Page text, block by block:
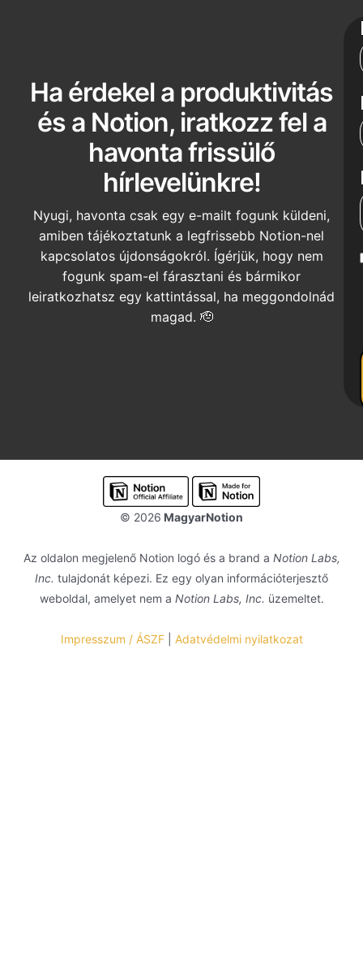
Ha érdekel a produktivitás
és a Notion, iratkozz fel a
havonta frissülő
hírlevelünkre!
Nyugi, havonta csak egy e-mailt fogunk küldeni,
amiben tájékoztatunk a legfrissebb Notion-nel
kapcsolatos újdonságokról. Ígérjük, hogy nem
fogunk spam-el fárasztani és bármikor
leiratkozhatsz egy kattintással, ha meggondolnád
magad. 🫡
© 2026 MagyarNotion
Az oldalon megjelenő Notion logó és a brand a Notion Labs,
Inc. tulajdonát képezi. Ez egy olyan információterjesztő
weboldal, amelyet nem a Notion Labs, Inc. üzemeltet.
Impresszum / ÁSZF| Adatvédelmi nyilatkozat